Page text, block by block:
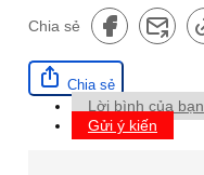
Chia sẻ
Chia sẻ
Lời bình của bạn
Gửi ý kiến